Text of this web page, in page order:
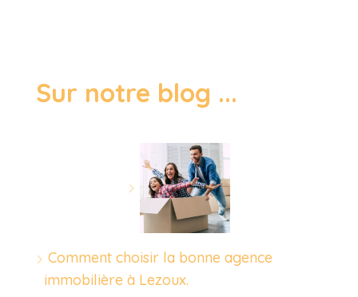
Sur notre blog ...
Comment choisir la bonne agence
immobilière à Lezoux.